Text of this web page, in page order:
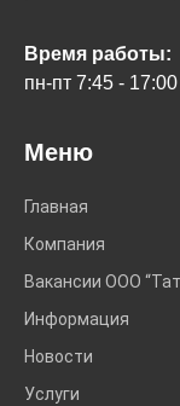
Время работы:
пн-пт 7:45 -
Меню
Главная
Компания
Вакансии ООО
Информация
Новости
Услуги